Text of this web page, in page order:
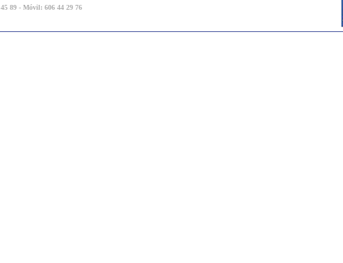
89 - Móvil: 606 44 29 76